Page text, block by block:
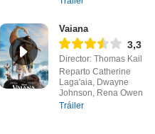
Vaiana
3,3
Director: Thomas Kail
Reparto Catherine
Laga'aia, Dwayne
Johnson, Rena Owen
Tráiler